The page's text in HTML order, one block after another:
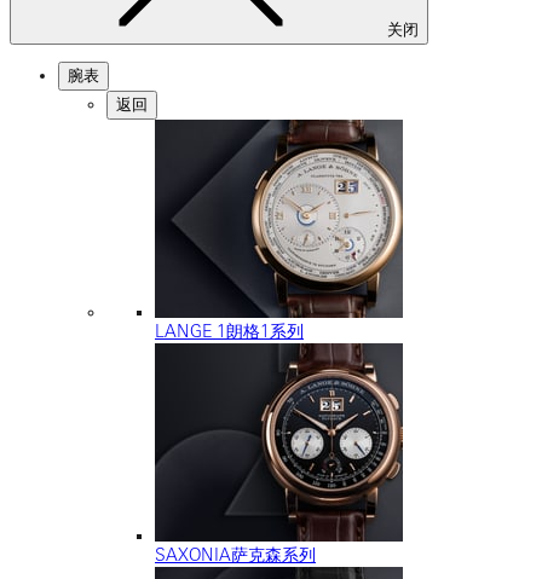
关闭
腕表
返回
LANGE 1朗格1系列
SAXONIA萨克森系列